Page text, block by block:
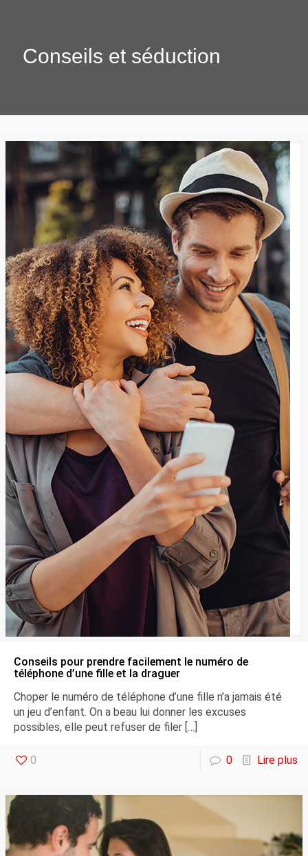
Conseils et séduction
Conseils pour prendre facilement le numéro de
téléphone d’une fille et la draguer
Choper le numéro de téléphone d’une fille n’a jamais été
un jeu d’enfant. On a beau lui donner les excuses
possibles, elle peut refuser de filer […]
0 0 Lire plus